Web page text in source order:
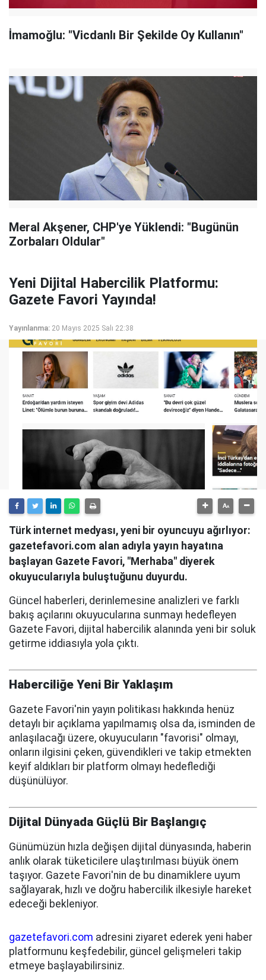
İmamoğlu: "Vicdanlı Bir Şekilde Oy Kullanın"
Meral Akşener, CHP'ye Yüklendi: "Bugünün
Zorbaları Oldular"
Yeni Dijital Habercilik Platformu:
Gazete Favori Yayında!
Yayınlanma: 20 Mayıs 2025 Salı 22:38
Türk internet medyası, yeni bir oyuncuyu ağırlıyor:
gazetefavori.com alan adıyla yayın hayatına
başlayan Gazete Favori, "Merhaba" diyerek
okuyucularıyla buluştuğunu duyurdu.
Güncel haberleri, derinlemesine analizleri ve farklı
bakış açılarını okuyucularına sunmayı hedefleyen
Gazete Favori, dijital habercilik alanında yeni bir soluk
getirme iddiasıyla yola çıktı.
Haberciliğe Yeni Bir Yaklaşım
Gazete Favori'nin yayın politikası hakkında henüz
detaylı bir açıklama yapılmamış olsa da, isminden de
anlaşılacağı üzere, okuyucuların "favorisi" olmayı,
onların ilgisini çeken, güvendikleri ve takip etmekten
keyif aldıkları bir platform olmayı hedeflediği
düşünülüyor.
Dijital Dünyada Güçlü Bir Başlangıç
Günümüzün hızla değişen dijital dünyasında, haberin
anlık olarak tüketicilere ulaştırılması büyük önem
taşıyor. Gazete Favori'nin de bu dinamiklere uyum
sağlayarak, hızlı ve doğru habercilik ilkesiyle hareket
edeceği bekleniyor.
gazetefavori.com adresini ziyaret ederek yeni haber
platformunu keşfedebilir, güncel gelişmeleri takip
etmeye başlayabilirsiniz.